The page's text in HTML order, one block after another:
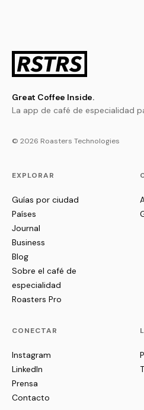
Great Coffee Inside.
La app de café de especialidad
© 2026 Roasters Technologies
EXPLORAR
Guías por ciudad
Países
Journal
Business
Blog
Sobre el café de
especialidad
Roasters Pro
CONECTAR
Instagram
LinkedIn
Prensa
Contacto